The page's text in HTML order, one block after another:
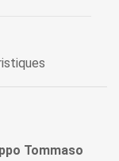
Tommaso